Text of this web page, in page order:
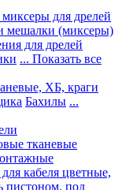
для дрелей
мешалки (миксеры)
для дрелей
... Показать все
ХБ, краги
Бахилы ...
тканевые
кабеля цветные,
пистоном, под